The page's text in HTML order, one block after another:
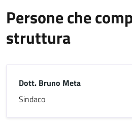
Persone che
struttura
Dott. Bruno Meta
Sindaco